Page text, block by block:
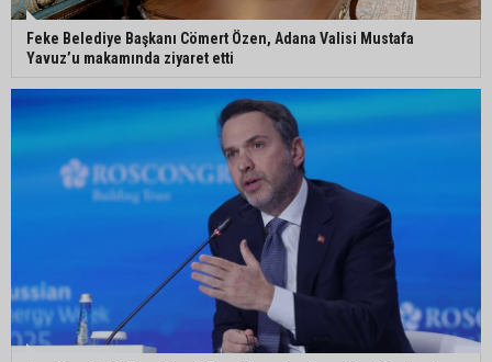
Feke Belediye Başkanı Cömert Özen, Adana Valisi Mustafa
Yavuz’u makamında ziyaret etti